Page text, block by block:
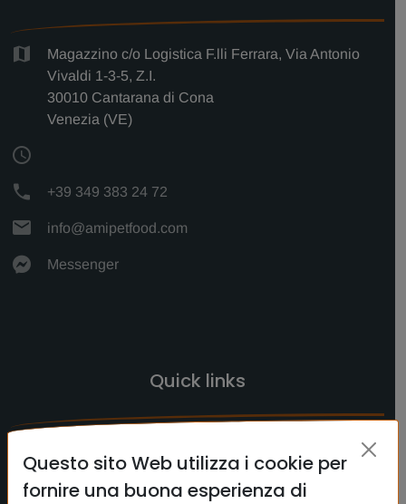
Magazzino c/o Logistica F.lli Ferrara, Via Antonio
Vivaldi 1-3-5, Z.I.
30010 Cantarana di Cona
Venezia (VE)
+39 349 383 24 72
info@amipetfood.com
Messenger
Quick links
Questo sito Web utilizza i cookie per
fornire una buona esperienza di